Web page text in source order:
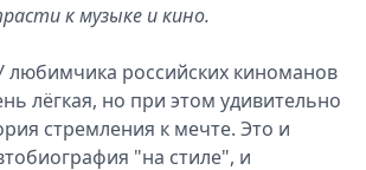
к музыке и кино.
любимчика российских киноманов
лёгкая, но при этом удивительно
стремления к мечте. Это и
"на стиле", и